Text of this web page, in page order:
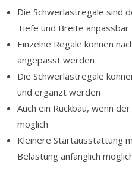
Die Schwerlastregale sind
Tiefe und Breite anpassbar
Einzelne Regale können
angepasst werden
Die Schwerlastregale
und ergänzt werden
Auch ein Rückbau, wenn
möglich
Kleinere Startausstattung
Belastung anfänglich